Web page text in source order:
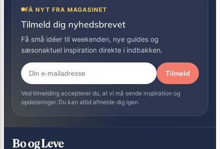
FÅ NYT FRA MAGASINET
Tilmeld dig nyhedsbrevet
Få små idéer til weekenden, nye guides og
sæsonaktuel inspiration direkte i indbakken.
Tilmeld
Ved tilmelding accepterer du, at vi må sende inspiration og
opdateringer. Du kan altid afmelde dig igen.